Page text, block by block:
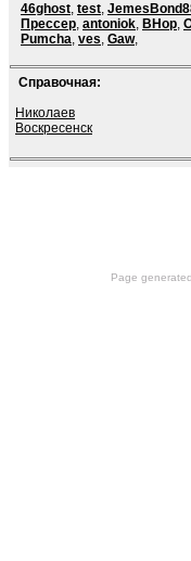
46ghost, test,
Прессер, antoniok, BHop,
Pumcha, ves, Gaw,
Справочная:
Николаев
Воскресенск
Page